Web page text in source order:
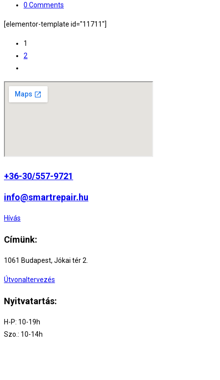
category:
Post
0 Comments
[elementor-template id="11711"]
1
2
to
the
next
+36-30/557-9721
info@smartrepair.hu
Hívás
Címünk:
1061 Budapest, Jókai tér 2.
Útvonaltervezés
Nyitvatartás:
H-P: 10-19h
Szo.: 10-14h